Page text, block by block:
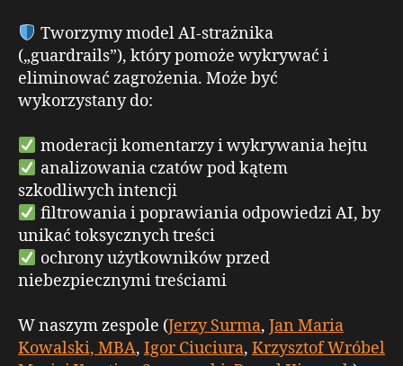
Tworzymy model AI-strażnika
(„guardrails”), który pomoże wykrywać i
eliminować zagrożenia. Może być
wykorzystany do:
moderacji komentarzy i wykrywania hejtu
analizowania czatów pod kątem
szkodliwych intencji
filtrowania i poprawiania odpowiedzi AI, by
unikać toksycznych treści
ochrony użytkowników przed
niebezpiecznymi treściami
W naszym zespole (Jerzy Surma, Jan Maria
Kowalski, MBA, Igor Ciuciura, Krzysztof Wróbel